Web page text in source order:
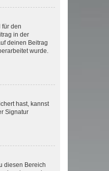
für den
in der
deinen Beitrag
wurde.
hast, kannst
Signatur
diesen Bereich